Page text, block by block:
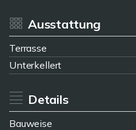
Ausstattung
Terrasse
Unterkellert
Details
Bauweise